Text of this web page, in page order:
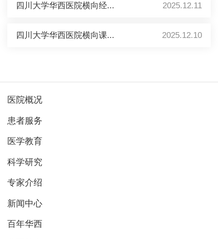
四川大学华西医院横向经... 2025.12.11
四川大学华西医院横向课... 2025.12.10
医院概况
患者服务
医学教育
科学研究
专家介绍
新闻中心
百年华西